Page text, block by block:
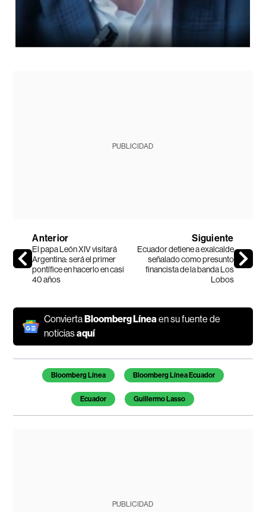
PUBLICIDAD
Anterior
El papa León XIV visitará
Argentina: será el primer
pontífice en hacerlo en casi
40 años
Siguiente
Ecuador detiene a exalcalde
señalado como presunto
financista de la banda Los
Lobos
ConviertaBloomberg Líneaen su fuente de
noticiasaquí
Temas de este artículo
Bloomberg Línea Bloomberg Línea Ecuador
Ecuador Guillermo Lasso
PUBLICIDAD